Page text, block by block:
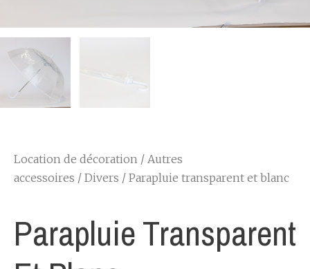
Location de décoration / Autres
accessoires / Divers / Parapluie transparent et blanc
Parapluie Transparent